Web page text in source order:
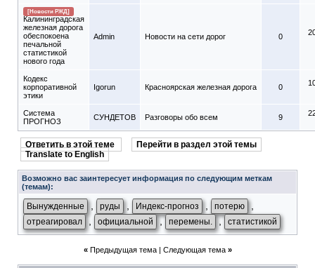
[Новости РЖД]
Калининградская
железная дорога
обеспокоена
печальной
статистикой
нового года
Admin Новости на сети дорог 0
Кодекс
корпоративной
этики
Igorun Красноярская железная дорога 0
Система
ПРОГНОЗ
СУНДЕТОВ Разговоры обо всем 9
Ответить в этой теме
Перейти в раздел этой темы
Translate to English
Возможно вас заинтересует информация по следующим меткам
(темам):
Вынужденные руды Индекс-прогноз потерю
отреагировал официальной , перемены. , статистикой
« Предыдущая тема| Следующая тема »